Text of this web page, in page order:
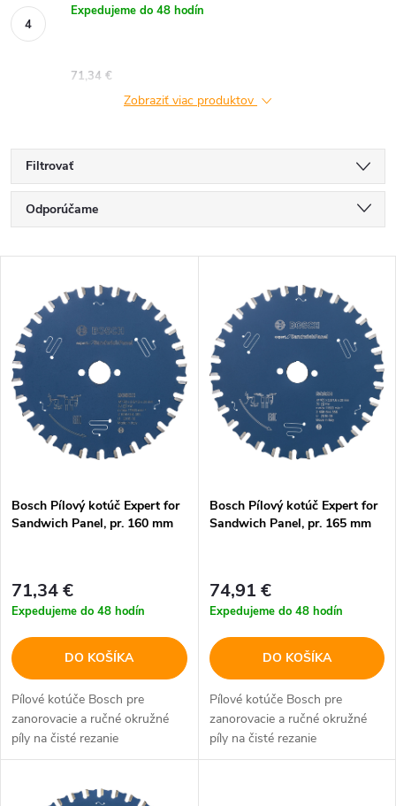
Expedujeme do 48 hodín
71,34 €
Zobraziť viac produktov
Filtrovať
R
a
e
n
p
o
d
u
k
Odporúčame
Najpredávanejšie
Abecedne
ý
p
i
p
r
o
d
u
k
t
Bosch Pílový kotúč Expert for
Sandwich Panel, pr. 160 mm
71,34 €
Expedujeme do 48 hodín
DO KOŠÍKA
Pílové kotúče Bosch pre
zanorovacie a ručné okružné
píly na čisté rezanie
sendvičových panelov s
jednostrannou alebo
Bosch Pílový kotúč Expert for
Sandwich Panel, pr. 165 mm
74,91 €
Expedujeme do 48 hodín
DO KOŠÍKA
Pílové kotúče Bosch pre
zanorovacie a ručné okružné
píly na čisté rezanie
sendvičových panelov s